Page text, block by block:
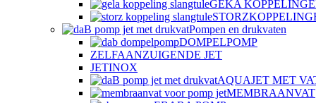
GEKA
Pompen en drukvaten
DOMPELPOMP
ZELFAANZUIGENDE JET
JETINOX
AQUAJET MET
MEMBRAANVAT